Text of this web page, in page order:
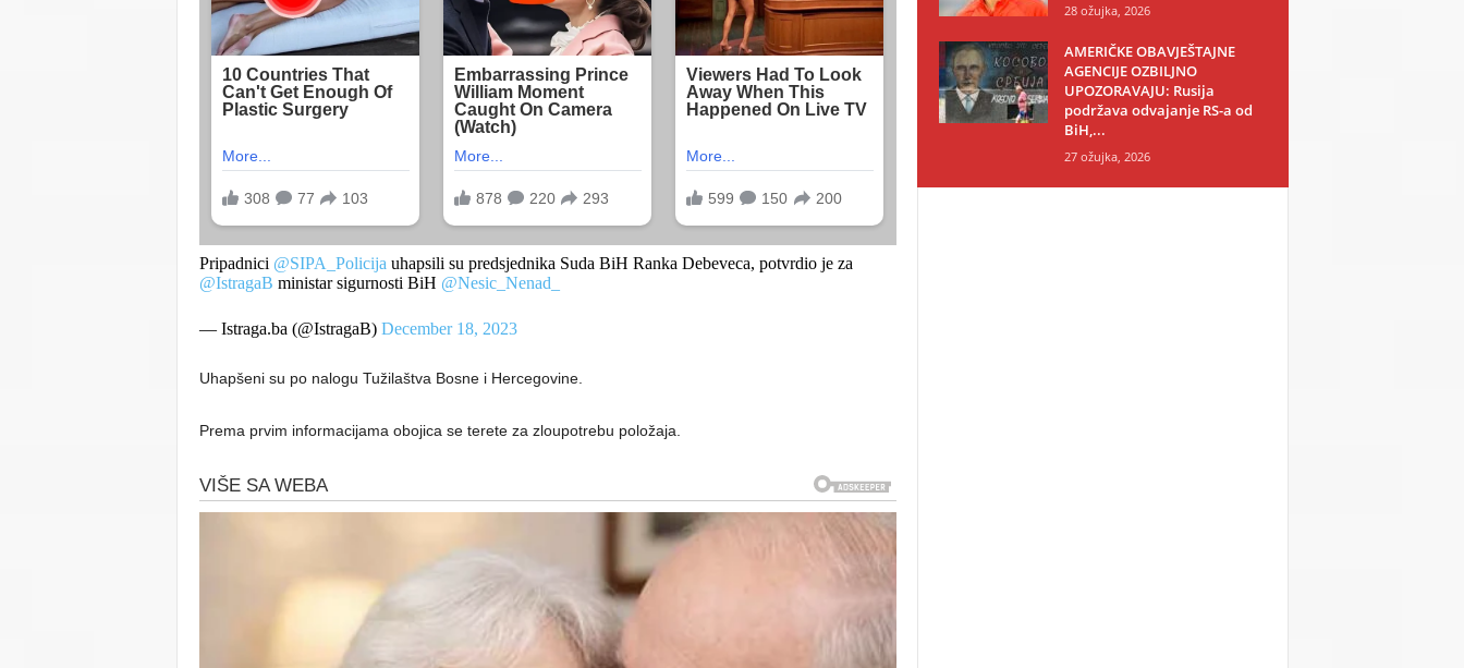
Pripadnici @SIPA_Policija uhapsili su predsjednika Suda BiH Ranka Debeveca, potvrdio je za
@IstragaB ministar sigurnosti BiH @Nesic_Nenad_
— Istraga.ba (@IstragaB) December 18, 2023
Uhapšeni su po nalogu Tužilaštva Bosne i Hercegovine.
Prema prvim informacijama obojica se terete za zloupotrebu položaja.
28 ožujka, 2026
AMERIČKE OBAVJEŠTAJNE
AGENCIJE OZBILJNO
UPOZORAVAJU: Rusija
podržava odvajanje RS-a od
BiH,...
27 ožujka, 2026